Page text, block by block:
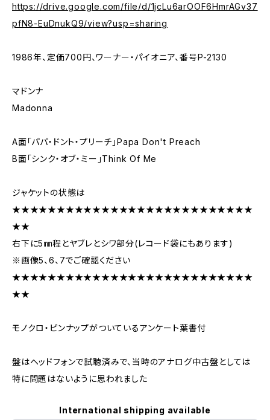
https://drive.google.com/file/d/1jcLu6arOOF6HmrAGv37
pfN8-EuDnukQ9/view?usp=sharing
1986年、定価700円、ワーナー・パイオニア、番号P-2130
マドンナ
Madonna
A面「パパ・ドント・プリーチ」Papa Don't Preach
B面「シンク・オブ・ミー」Think Of Me
ジャケットの状態は
★★★★★★★★★★★★★★★★★★★★★★★★★★★
★★
右下に5㎜程とヤブレとシワ部分(レコード袋にもあります)
※画像5、6、7でご確認ください
★★★★★★★★★★★★★★★★★★★★★★★★★★★
★★
モノクロ・ピンナップがついているアンケート葉書付
盤はヘッドフォンで試聴済みで、当時のアナログ中古盤としては
特に問題はないように思われました
International shipping available